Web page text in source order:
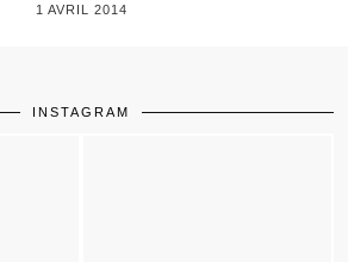
1 AVRIL 2014
INSTAGRAM